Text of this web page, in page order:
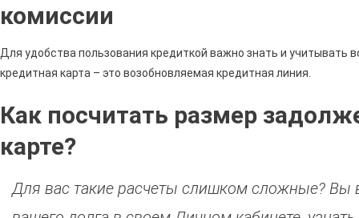
комиссии
Для удобства пользования кредиткой важно знать и
кредитная карта – это возобновляемая кредитная линия.
Как посчитать размер
карте?
Для вас такие расчеты слишком сложные? Вы